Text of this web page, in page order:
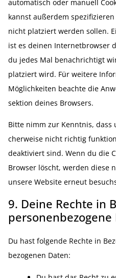
automa­tisch oder manuell
kannst außerdem spezi­fi­zieren
nicht platziert werden sollen.
ist es deinen Inter­net­browser
du jedes Mal benach­richtigt
platziert wird. Für weitere
Möglich­keiten beachte die
sektion deines Browsers.
Bitte nimm zur Kenntnis,
cher­weise nicht richtig
deakti­viert sind. Wenn du die
Browser löscht, werden diese
unsere Website erneut
9. Deine Rechte in
personenbezogene
Du hast folgende Rechte in
be­zo­genen Daten: